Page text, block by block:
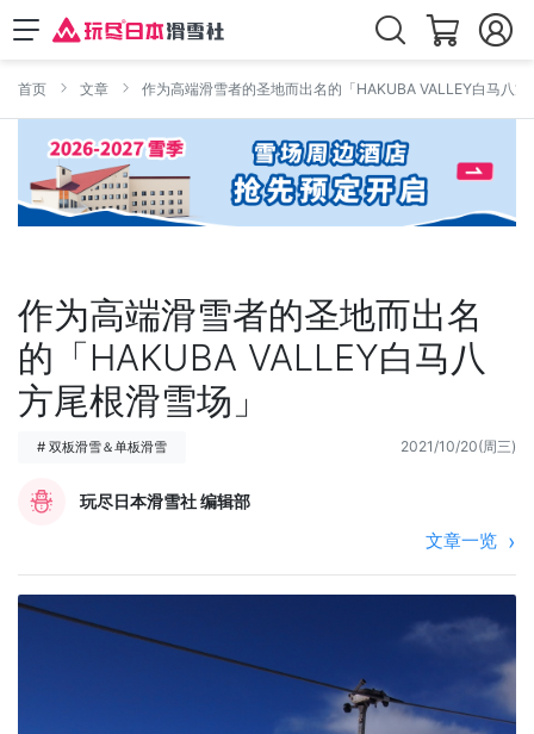
首页 文章 作为高端滑雪者的圣地而出名的「HAKUBA VALLEY白马八方
作为高端滑雪者的圣地而出名
的「HAKUBA VALLEY白马八
方尾根滑雪场」
# 双板滑雪＆单板滑雪 2021/10/20(周三)
玩尽日本滑雪社 编辑部
文章一览